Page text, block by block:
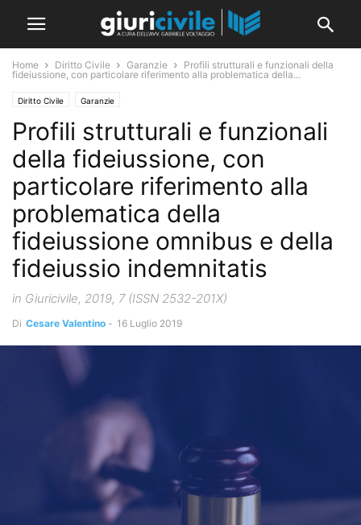
Home Diritto Civile Garanzie
Profili strutturali e funzionali della
fideiussione, con particolare riferimento alla problematica della...
Diritto Civile Garanzie
Profili strutturali e funzionali
della fideiussione, con
particolare riferimento alla
problematica della
fideiussione omnibus e della
fideiussio indemnitatis
in Giuricivile, 2019, 7 (ISSN 2532-201X)
Di Cesare Valentino - 16 Luglio 2019